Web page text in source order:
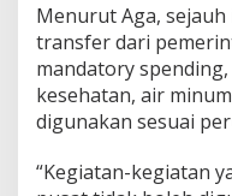
Menurut Aga,
transfer dari
mandatory
kesehatan, air
digunakan sesuai
“Kegiatan-kegiatan